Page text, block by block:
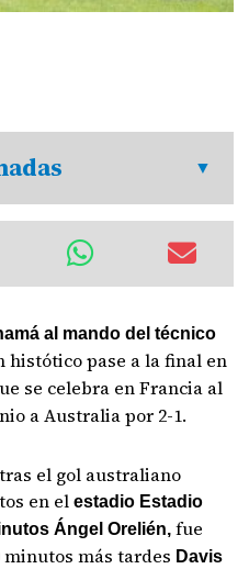
al mando del técnico
histótico pase a la final en
se celebra en Francia al
a Australia por 2-1.
el gol australiano
en elestadio Estadio
Ángel Orelién, fue
más tardes Davis